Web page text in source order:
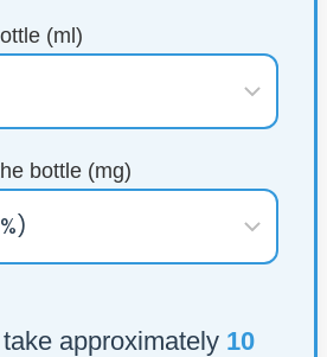
(ml)
bottle (mg)
approximately 10